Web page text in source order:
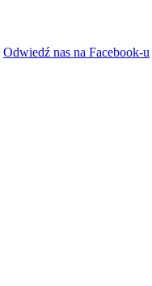
Odwiedź nas na Facebook-u